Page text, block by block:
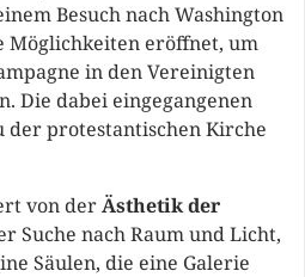
Besuch nach Washington
Möglichkeiten eröffnet, um
in den Vereinigten
Die dabei eingegangenen
der protestantischen Kirche
von derÄsthetik der
Suche nach Raum und Licht,
Säulen, die eine Galerie